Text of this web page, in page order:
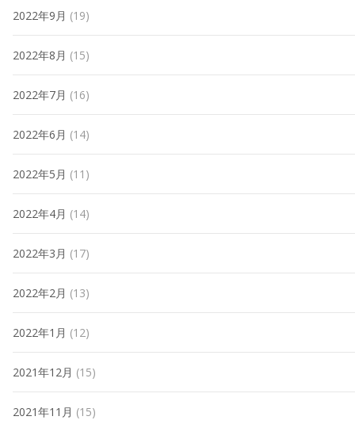
2022年9月 (19)
2022年8月 (15)
2022年7月 (16)
2022年6月 (14)
2022年5月 (11)
2022年4月 (14)
2022年3月 (17)
2022年2月 (13)
2022年1月 (12)
2021年12月 (15)
2021年11月 (15)